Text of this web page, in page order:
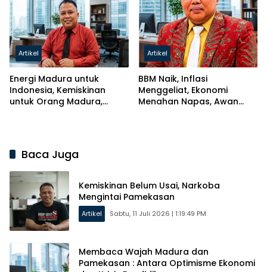
Artikel
Energi Madura untuk
Indonesia, Kemiskinan
untuk Orang Madura,
Artikel
BBM Naik, Inflasi
Menggeliat, Ekonomi
Menahan Napas, Awan
Baca Juga
Kemiskinan Belum Usai, Narkoba
Mengintai Pamekasan
Artikel Sabtu, 11 Juli 2026 | 1:19:49 PM
Membaca Wajah Madura dan
Pamekasan : Antara Optimisme Ekonomi